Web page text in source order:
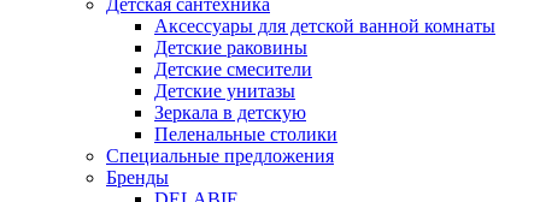
Детская сантехника
Аксессуары для детской ванной комнаты
Детские раковины
Детские смесители
Детские унитазы
Зеркала в детскую
Пеленальные столики
Специальные предложения
Бренды